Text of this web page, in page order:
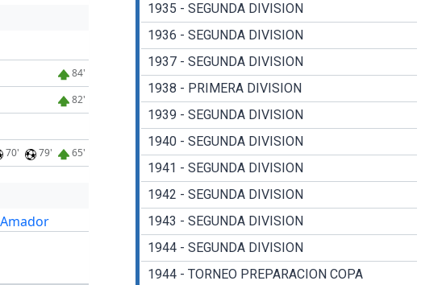
84'
82'
70' 79' 65'
Amador
1935 - SEGUNDA DIVISION
1936 - SEGUNDA DIVISION
1937 - SEGUNDA DIVISION
1938 - PRIMERA DIVISION
1939 - SEGUNDA DIVISION
1940 - SEGUNDA DIVISION
1941 - SEGUNDA DIVISION
1942 - SEGUNDA DIVISION
1943 - SEGUNDA DIVISION
1944 - SEGUNDA DIVISION
1944 - TORNEO PREPARACION COPA